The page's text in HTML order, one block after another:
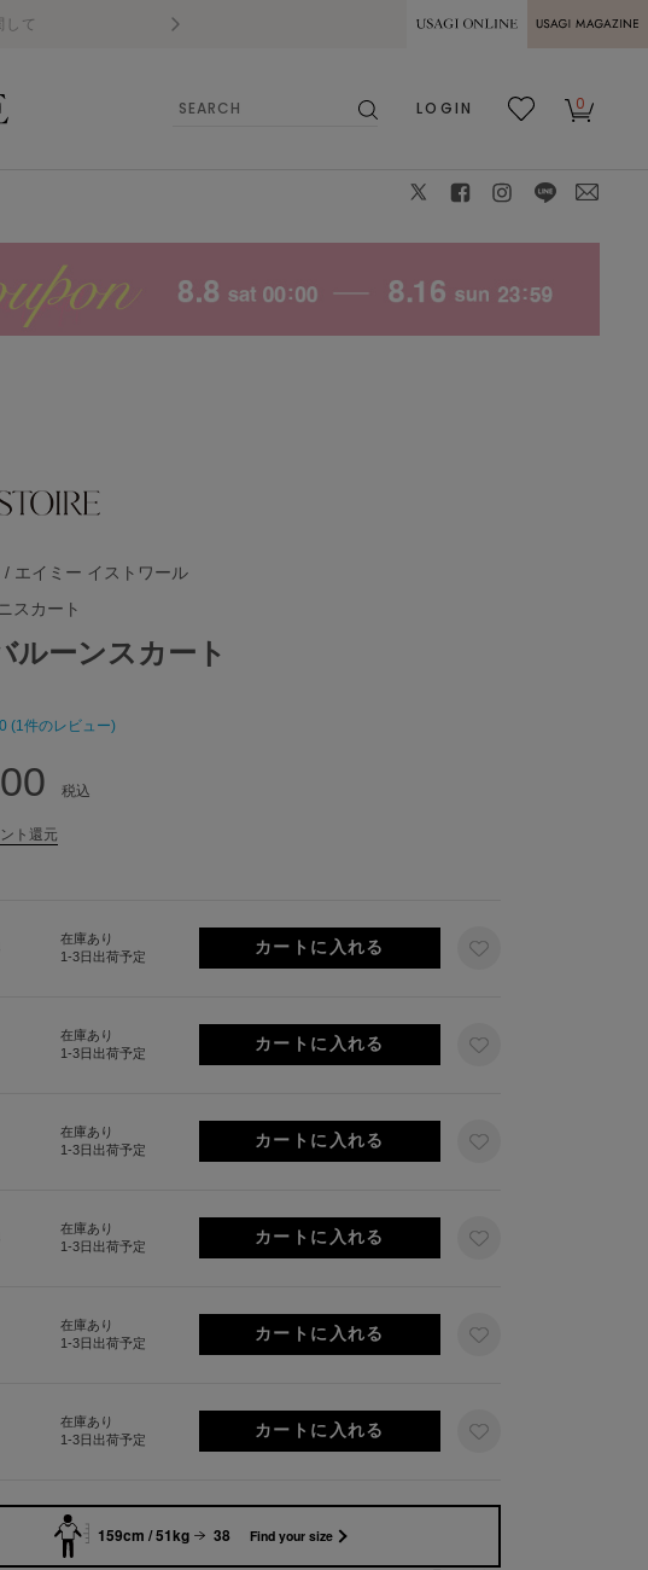
て 熊本県熊本地方を震源とする地震の影響に
MAGAZINE
LOGIN
0
/ エイミー イストワール
スカート
ルーンスカート
(1件のレビュー)
税込
ト還元
在庫あり
1-3日出荷予定
在庫あり
1-3日出荷予定
在庫あり
1-3日出荷予定
在庫あり
1-3日出荷予定
在庫あり
1-3日出荷予定
在庫あり
1-3日出荷予定
159cm / 51kg 38 Find your size